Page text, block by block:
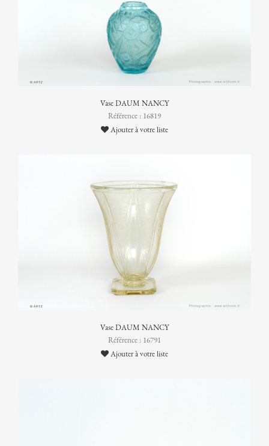
Vase DAUM NANCY
Référence : 16819
Ajouter à votre liste
Vase DAUM NANCY
Référence : 16791
Ajouter à votre liste